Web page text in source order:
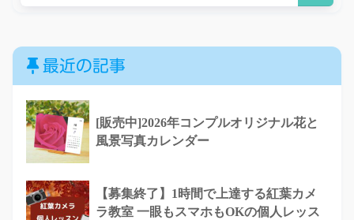
最近の記事
[販売中]2026年コンプルオリジナル花と
風景写真カレンダー
【募集終了】1時間で上達する紅葉カメ
ラ教室 一眼もスマホもOKの個人レッス